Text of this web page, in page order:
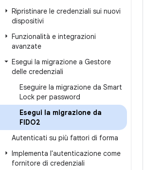
Ripristinare le credenziali sui nuovi
dispositivi
Funzionalità e integrazioni
avanzate
Esegui la migrazione a Gestore
delle credenziali
Eseguire la migrazione da Smart
Lock per password
Esegui la migrazione da
FIDO2
Autenticati su più fattori di forma
Implementa l'autenticazione come
fornitore di credenziali